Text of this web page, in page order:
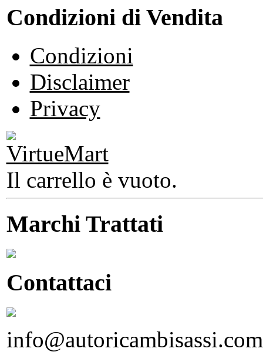
Condizioni di Vendita
Condizioni
Disclaimer
Privacy
Il carrello è vuoto.
Marchi Trattati
Contattaci
info@autoricambisassi.com